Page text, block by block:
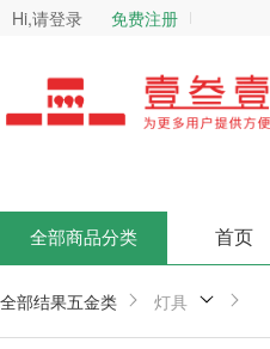
Hi,请登录 免费注册
全部商品分类 首页
全部结果五金类 灯具